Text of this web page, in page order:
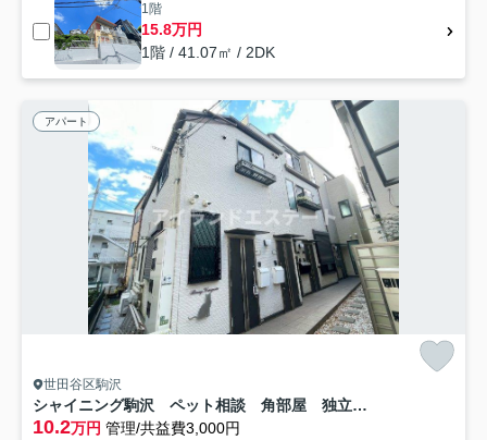
1階
15.8万円
1階 / 41.07㎡ / 2DK
アパート
世田谷区駒沢
シャイニング駒沢 ペット相談 角部屋 独立洗面台
10.2万円 管理/共益費3,000円